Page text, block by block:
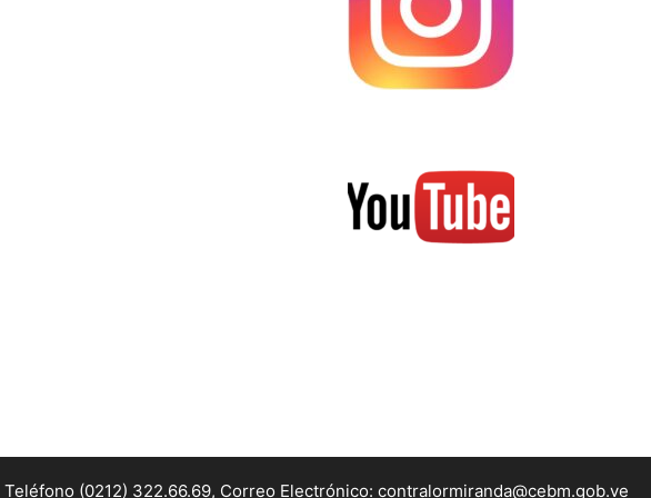
Teléfono (0212) 322.66.69, Correo Electrónico: contralormiranda@cebm.gob.ve